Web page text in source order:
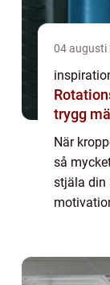
04 augusti
trygg
När
så
stjäla din